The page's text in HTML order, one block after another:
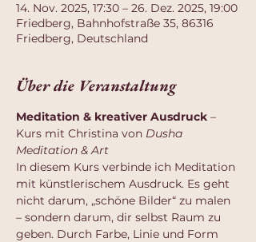
14. Nov. 2025, 17:30 – 26. Dez. 2025, 19:00
Friedberg, Bahnhofstraße 35, 86316
Friedberg, Deutschland
Über die Veranstaltung
Meditation & kreativer Ausdruck –
Kurs mit Christina von Dusha
Meditation & Art
In diesem Kurs verbinde ich Meditation
mit künstlerischem Ausdruck. Es geht
nicht darum, „schöne Bilder“ zu malen
– sondern darum, dir selbst Raum zu
geben. Durch Farbe, Linie und Form